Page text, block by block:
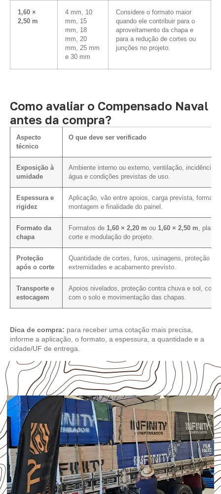
1,60 ×
2,50 m
4 mm, 10
mm, 15
mm, 18
mm, 20
mm, 25 mm
e 30 mm
Considere o formato maior
quando ele contribuir para o
aproveitamento da chapa e
para a redução de cortes ou
junções no projeto.
Como avaliar o Compensado Naval
antes da compra?
Aspecto
técnico
O que deve ser verificado
Exposição à
umidade
Ambiente interno ou externo, ventilação, incidência
água e condições previstas de uso.
Espessura e
rigidez
Aplicação, vão entre apoios, carga prevista, forma de
montagem e finalidade do painel.
Formato da
chapa
Formatos de 1,60 × 2,20 m ou 1,60 × 2,50 m, plano
corte e modulação do projeto.
Proteção
após o corte
Quantidade de cortes, furos, usinagens, proteção
extremidades e acabamento previsto.
Transporte e
estocagem
Apoios nivelados, proteção contra chuva e sol,
com o solo e movimentação das chapas.
Dica de compra: para receber uma cotação mais precisa,
informe a aplicação, o formato, a espessura, a quantidade e a
cidade/UF de entrega.